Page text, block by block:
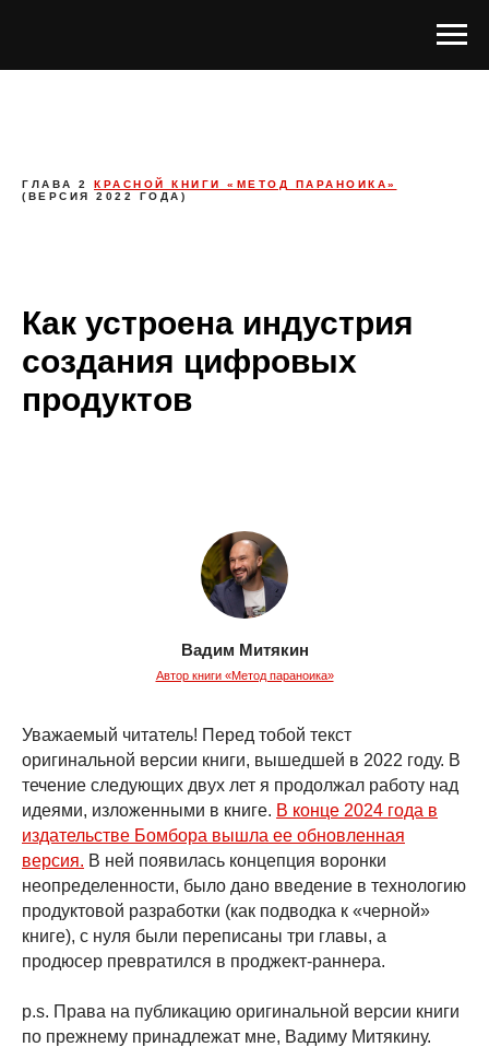
ГЛАВА 2 КРАСНОЙ КНИГИ «МЕТОД ПАРАНОИКА»
(ВЕРСИЯ 2022 ГОДА)
Как устроена индустрия
создания цифровых
продуктов
Вадим Митякин
Автор книги «Метод параноика»
Уважаемый читатель! Перед тобой текст
оригинальной версии книги, вышедшей в 2022 году. В
течение следующих двух лет я продолжал работу над
идеями, изложенными в книге. В конце 2024 года в
издательстве Бомбора вышла ее обновленная
версия. В ней появилась концепция воронки
неопределенности, было дано введение в технологию
продуктовой разработки (как подводка к «черной»
книге), с нуля были переписаны три главы, а
продюсер превратился в проджект-раннера.
p.s. Права на публикацию оригинальной версии книги
по прежнему принадлежат мне, Вадиму Митякину.